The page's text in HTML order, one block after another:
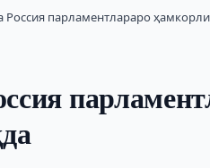
Россия парламентлараро